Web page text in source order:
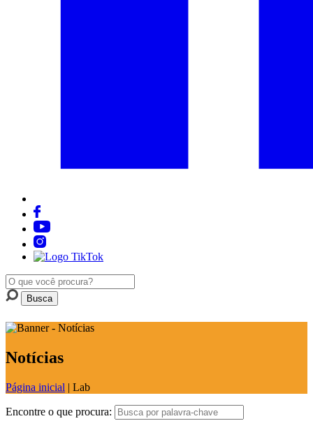
Notícias
Página inicial | Lab
Encontre o que procura: